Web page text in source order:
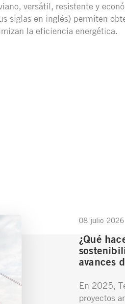
versátil, resistente y
siglas en inglés) permiten
la eficiencia energética.
08 julio 2026
¿Qué
avances
En 2025,
proyectos